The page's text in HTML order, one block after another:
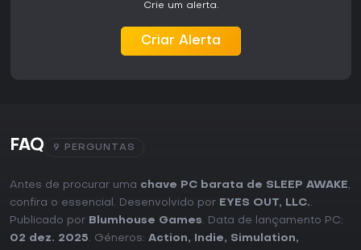
Crie um alerta.
Criar Alerta
FAQ 9 PERGUNTAS
Antes de procurar uma chave PC barata de SLEEP AWAKE,
confira o essencial. Desenvolvido por EYES OUT, LLC..
Publicado por Blumhouse Games. Data de lançamento PC:
02 dez. 2025. Géneros: Action, Indie, Simulation,